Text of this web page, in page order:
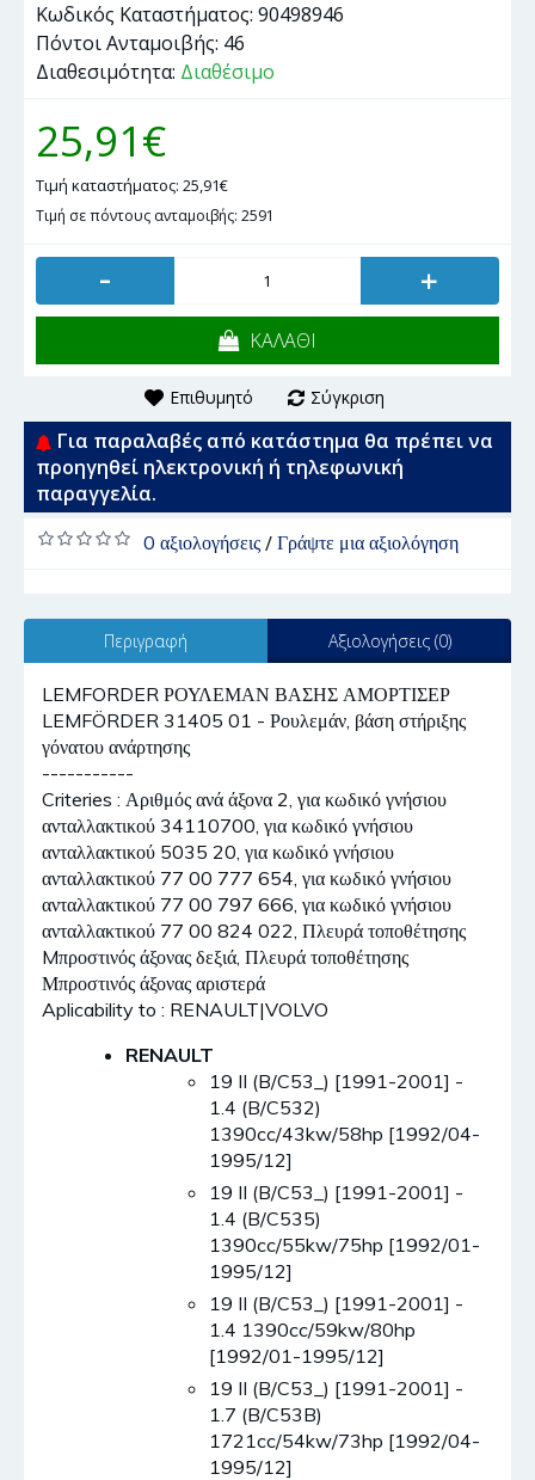
Κωδικός Καταστήματος: 90498946
Πόντοι Ανταμοιβής: 46
Διαθεσιμότητα: Διαθέσιμο
25,91€
Τιμή καταστήματος: 25,91€
Τιμή σε πόντους ανταμοιβής: 2591
- +
ΚΑΛΑΘΙ
Επιθυμητό Σύγκριση
Για παραλαβές από κατάστημα θα πρέπει να
προηγηθεί ηλεκτρονική ή τηλεφωνική
παραγγελία.
0 αξιολογήσεις/ Γράψτε μια αξιολόγηση
Περιγραφή Αξιολογήσεις (0)
LEMFORDER ΡΟΥΛΕΜΑΝ ΒΑΣΗΣ ΑΜΟΡΤΙΣΕΡ
LEMFÖRDER 31405 01 - Ρουλεμάν, βάση στήριξης
γόνατου ανάρτησης
-----------
Criteries : Αριθμός ανά άξονα 2, για κωδικό γνήσιου
ανταλλακτικού 34110700, για κωδικό γνήσιου
ανταλλακτικού 5035 20, για κωδικό γνήσιου
ανταλλακτικού 77 00 777 654, για κωδικό γνήσιου
ανταλλακτικού 77 00 797 666, για κωδικό γνήσιου
ανταλλακτικού 77 00 824 022, Πλευρά τοποθέτησης
Mπροστινός άξονας δεξιά, Πλευρά τοποθέτησης
Μπροστινός άξονας αριστερά
Aplicability to : RENAULT|VOLVO
RENAULT
19 II (B/C53_) [1991-2001] -
1.4 (B/C532)
1390cc/43kw/58hp [1992/04-
1995/12]
19 II (B/C53_) [1991-2001] -
1.4 (B/C535)
1390cc/55kw/75hp [1992/01-
1995/12]
19 II (B/C53_) [1991-2001] -
1.4 1390cc/59kw/80hp
[1992/01-1995/12]
19 II (B/C53_) [1991-2001] -
1.7 (B/C53B)
1721cc/54kw/73hp [1992/04-
1995/12]